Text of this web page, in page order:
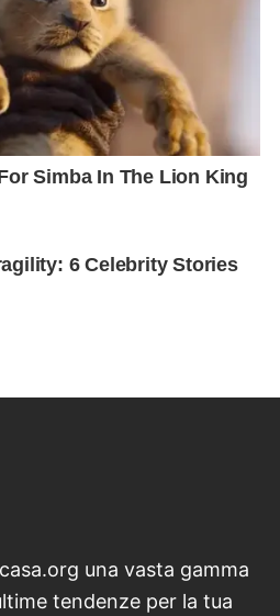
una vasta gamma
tendenze per la tua